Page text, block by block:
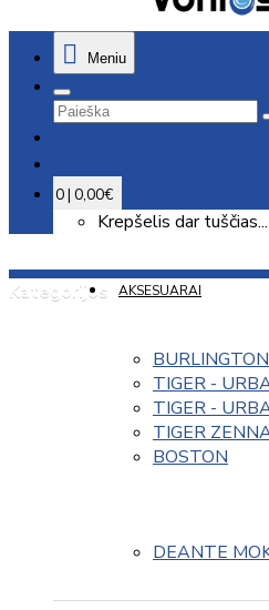
Meniu
0 | 0,00€
Krepšelis dar
Kategorijos AKSESUARAI
TIGER -
TIGER -
TIGER
BOSTON
DEANTE